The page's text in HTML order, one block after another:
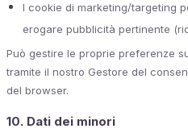
I cookie di marketing/targeting
erogare pubblicità pertinente
Può gestire le proprie preferenze
tramite il nostro Gestore del
del browser.
10. Dati dei minori